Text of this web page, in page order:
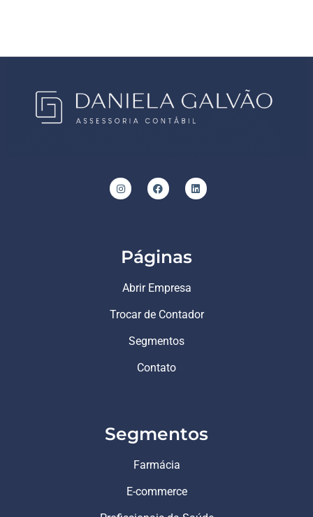
Páginas
Abrir Empresa
Trocar de Contador
Segmentos
Contato
Segmentos
Farmácia
E-commerce